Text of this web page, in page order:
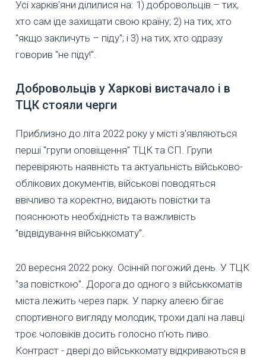
Усі харків'яни ділилися на: 1) добровольців – тих,
хто сам іде захищати свою країну; 2) на тих, хто
"якщо закличуть – піду"; і 3) на тих, хто одразу
говорив "не піду!".
Добровольців у Харкові вистачало і в
ТЦК стояли черги
Приблизно до літа 2022 року у місті з'являються
перші "групи оповіщення" ТЦК та СП. Групи
перевіряють наявність та актуальність військово-
облікових документів, військові поводяться
ввічливо та коректно, видають повістки та
пояснюють необхідність та важливість
"відвідування військкомату".
20 вересня 2022 року. Осінній погожий день. У ТЦК
"за повісткою". Дорога до одного з військкоматів
міста лежить через парк. У парку алеєю бігає
спортивного вигляду молодик, трохи далі на лавці
троє чоловіків досить голосно п'ють пиво.
Контраст - двері до військкомату відкриваються в